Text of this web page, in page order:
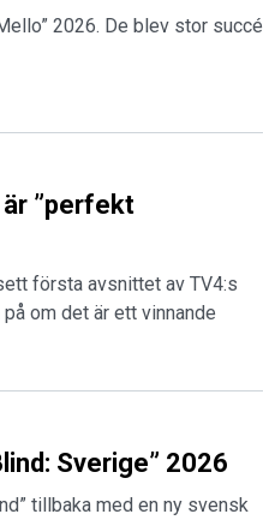
2026. De blev stor succé
är ”perfekt
första avsnittet av TV4:s
om det är ett vinnande
Sverige” 2026
tillbaka med en ny svensk